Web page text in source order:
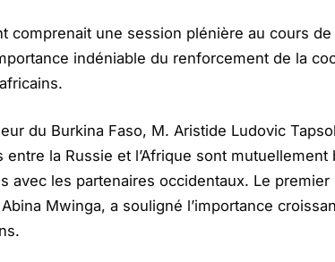
comprenait une session plénière au cours
indéniable du renforcement de la
du Burkina Faso, M. Aristide Ludovic
entre la Russie et l’Afrique sont
avec les partenaires occidentaux. Le premier
Mwinga, a souligné l’importance